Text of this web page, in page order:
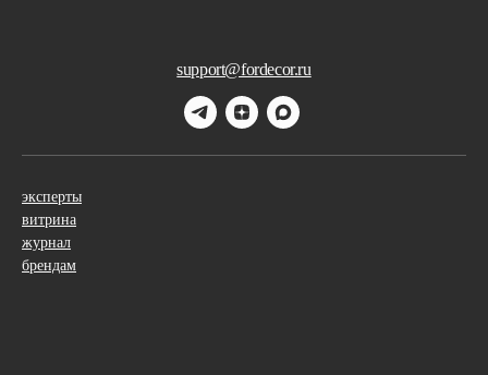
support@fordecor.ru
эксперты
витрина
журнал
брендам